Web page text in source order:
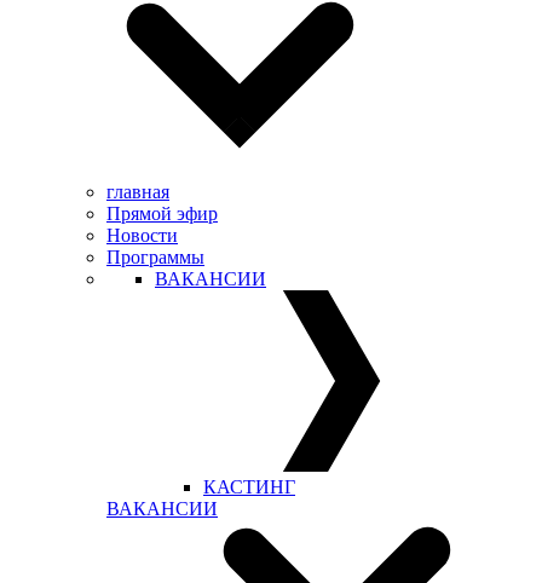
главная
Прямой эфир
Новости
Программы
ВАКАНСИИ
КАСТИНГ
ВАКАНСИИ